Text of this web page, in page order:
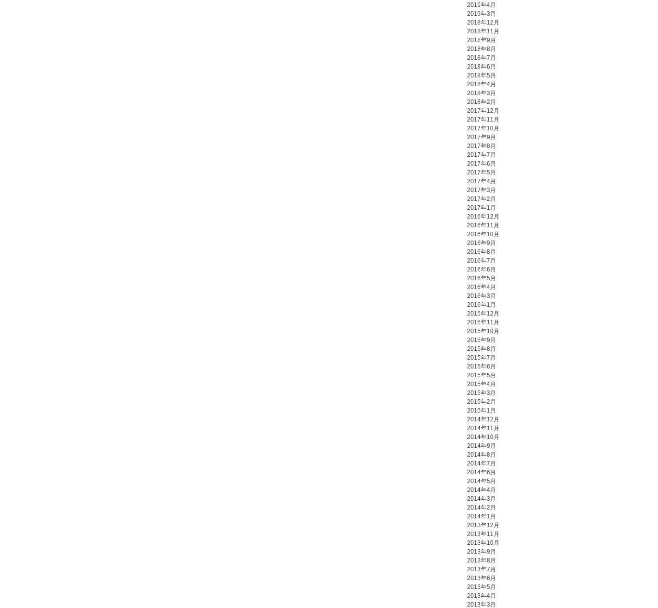
2019年4月
2019年3月
2018年12月
2018年11月
2018年9月
2018年8月
2018年7月
2018年6月
2018年5月
2018年4月
2018年3月
2018年2月
2017年12月
2017年11月
2017年10月
2017年9月
2017年8月
2017年7月
2017年6月
2017年5月
2017年4月
2017年3月
2017年2月
2017年1月
2016年12月
2016年11月
2016年10月
2016年9月
2016年8月
2016年7月
2016年6月
2016年5月
2016年4月
2016年3月
2016年1月
2015年12月
2015年11月
2015年10月
2015年9月
2015年8月
2015年7月
2015年6月
2015年5月
2015年4月
2015年3月
2015年2月
2015年1月
2014年12月
2014年11月
2014年10月
2014年9月
2014年8月
2014年7月
2014年6月
2014年5月
2014年4月
2014年3月
2014年2月
2014年1月
2013年12月
2013年11月
2013年10月
2013年9月
2013年8月
2013年7月
2013年6月
2013年5月
2013年4月
2013年3月